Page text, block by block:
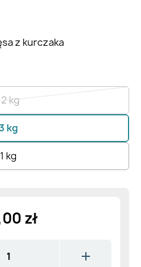
z kurczaka
kg
kg
1 kg
zł